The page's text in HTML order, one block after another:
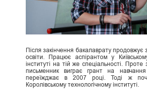
Після закінчення бакалаврату продовжує
освіти. Працює аспірантом у
інституті на тій же спеціальності. Проте
письменник виграє грант на
переїжджає в 2007 році. Тоді ж
Королівському технологічному інституті.